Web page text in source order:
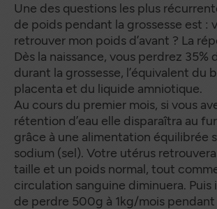
Une des questions les plus
de poids pendant la grossesse est :
retrouver mon poids d’avant ? La
Dès la naissance, vous perdrez 35%
durant la grossesse, l’équivalent du
placenta et du liquide amniotique.
Au cours du premier mois, si vous
rétention d’eau elle disparaîtra au
grâce à une alimentation équilibrée
sodium (sel). Votre utérus
taille et un poids normal, tout
circulation sanguine diminuera. Puis
de perdre 500g à 1kg/mois